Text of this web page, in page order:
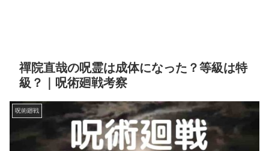
禪院直哉の呪霊は成体になった？等級は特
級？｜呪術廻戦考察
呪術廻戦